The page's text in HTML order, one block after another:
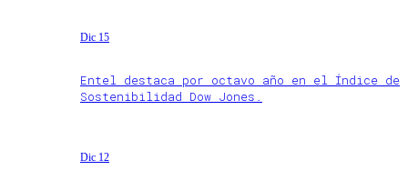
Dic 15
Entel destaca por octavo año en el Índice de
Sostenibilidad Dow Jones.
Dic 12